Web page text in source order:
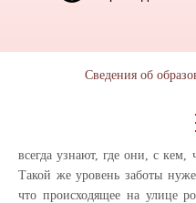
Эксперты утверждают, что
устраивают травлю,
Маленьких детей не
всегда узнают, где они, с кем,
Такой же уровень заботы
что происходящее на улице
Сведения об